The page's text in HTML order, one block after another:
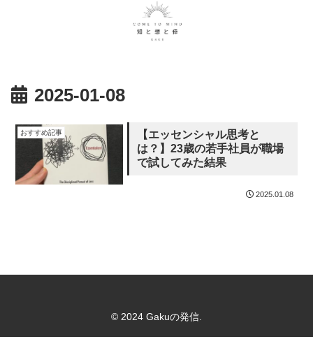
2025-01-08
おすすめ記事
【エッセンシャル思考と
は？】23歳の若手社員が職場
で試してみた結果
2025.01.08
© 2024 Gakuの発信.